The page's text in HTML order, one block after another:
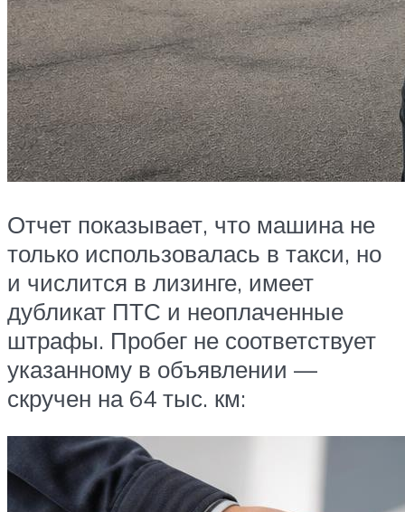
Отчет показывает, что машина не
только использовалась в такси, но
и числится в лизинге, имеет
дубликат ПТС и неоплаченные
штрафы. Пробег не соответствует
указанному в объявлении —
скручен на 64 тыс. км: